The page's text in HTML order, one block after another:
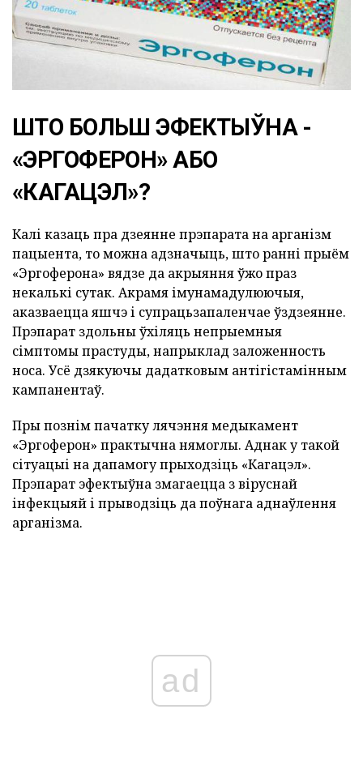
ШТО БОЛЬШ ЭФЕКТЫЎНА -
«ЭРГОФЕРОН» АБО
«КАГАЦЭЛ»?
Калі казаць пра дзеянне прэпарата на арганізм
пацыента, то можна адзначыць, што ранні прыём
«Эргоферона» вядзе да акрыяння ўжо праз
некалькі сутак. Акрамя імунамадулюючыя,
аказваецца яшчэ і супрацьзапаленчае ўздзеянне.
Прэпарат здольны ўхіляць непрыемныя
сімптомы прастуды, напрыклад заложенность
носа. Усё дзякуючы дадатковым антігістамінным
кампанентаў.
Пры познім пачатку лячэння медыкамент
«Эргоферон» практычна нямоглы. Аднак у такой
сітуацыі на дапамогу прыходзіць «Кагацэл».
Прэпарат эфектыўна змагаецца з віруснай
інфекцыяй і прыводзіць да поўнага аднаўлення
арганізма.
ad